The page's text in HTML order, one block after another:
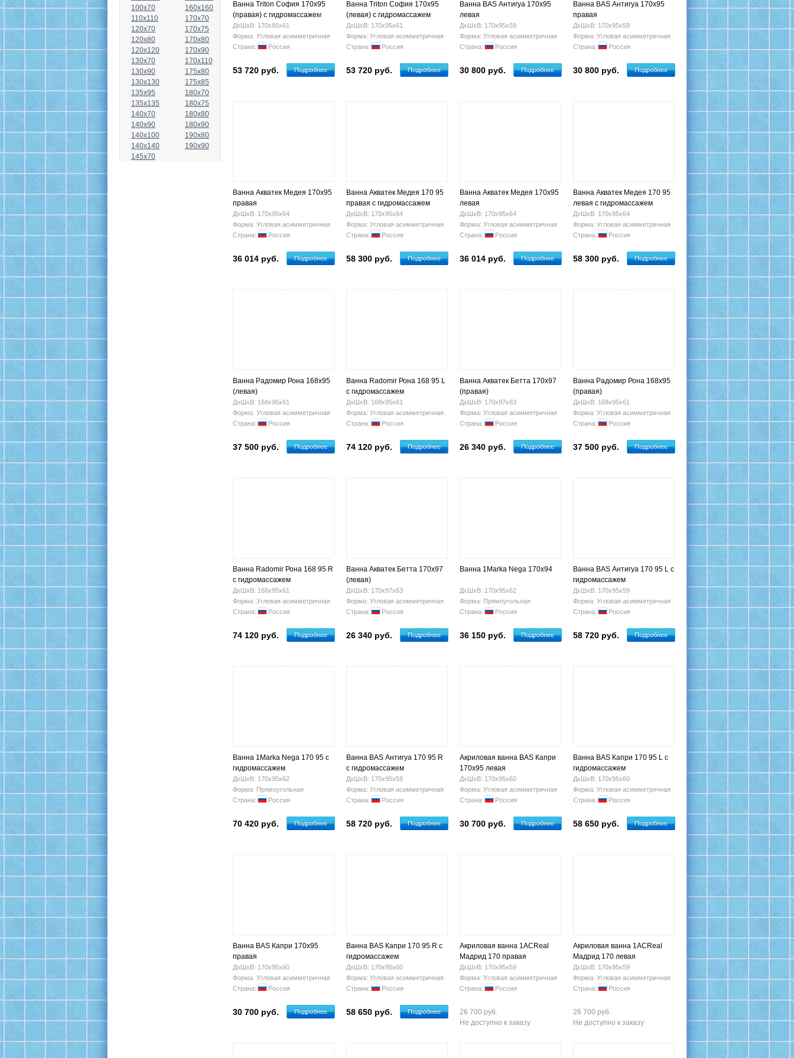
100x70
110x110
120x70
120x80
120x120
130x70
130x90
130x130
135x95
135x135
140x70
140x90
140x100
140x140
145x70
160x160
170x70
170x75
170x80
170x90
170x110
175x80
175x85
180x70
180x75
180x80
180x90
190x80
190x90
Ванна Triton София 170х95
(правая) с гидромассажем
ДхШхВ: 170х95х61
Форма: Угловая асимметричная
Страна:
Россия
53 720 руб. Подробнее
Ванна Triton София 170х95
(левая) с гидромассажем
ДхШхВ: 170х95х61
Форма: Угловая асимметричная
Страна:
Россия
53 720 руб. Подробнее
Ванна BAS Антигуа 170х95
левая
ДхШхВ: 170х95х59
Форма: Угловая асимметричная
Страна:
Россия
30 800 руб. Подробнее
Ванна BAS Антигуа 170х95
правая
ДхШхВ: 170х95х59
Форма: Угловая асимметричная
Страна:
Россия
30 800 руб. Подробнее
Ванна Акватек Медея 170х95
правая
ДхШхВ: 170х95х64
Форма: Угловая асимметричная
Страна:
Россия
36 014 руб. Подробнее
Ванна Акватек Медея 170 95
правая с гидромассажем
ДхШхВ: 170х95х64
Форма: Угловая асимметричная
Страна:
Россия
58 300 руб. Подробнее
Ванна Акватек Медея 170х95
левая
ДхШхВ: 170х95х64
Форма: Угловая асимметричная
Страна:
Россия
36 014 руб. Подробнее
Ванна Акватек Медея 170 95
левая с гидромассажем
ДхШхВ: 170х95х64
Форма: Угловая асимметричная
Страна:
Россия
58 300 руб. Подробнее
Ванна Радомир Рона 168x95
(левая)
ДхШхВ: 168х95х61
Форма: Угловая асимметричная
Страна:
Россия
37 500 руб. Подробнее
Ванна Radomir Рона 168 95 L
с гидромассажем
ДхШхВ: 168х95х61
Форма: Угловая асимметричная
Страна:
Россия
74 120 руб. Подробнее
Ванна Акватек Бетта 170х97
(правая)
ДхШхВ: 170х97х63
Форма: Угловая асимметричная
Страна:
Россия
26 340 руб. Подробнее
Ванна Радомир Рона 168x95
(правая)
ДхШхВ: 168х95х61
Форма: Угловая асимметричная
Страна:
Россия
37 500 руб. Подробнее
Ванна Radomir Рона 168 95 R
с гидромассажем
ДхШхВ: 168х95х61
Форма: Угловая асимметричная
Страна:
Россия
74 120 руб. Подробнее
Ванна Акватек Бетта 170х97
(левая)
ДхШхВ: 170х97х63
Форма: Угловая асимметричная
Страна:
Россия
26 340 руб. Подробнее
Ванна 1Marka Nega 170x94
ДхШхВ: 170х95х62
Форма: Прямоугольная
Страна:
Россия
36 150 руб. Подробнее
Ванна BAS Антигуа 170 95 L с
гидромассажем
ДхШхВ: 170х95х59
Форма: Угловая асимметричная
Страна:
Россия
58 720 руб. Подробнее
Ванна 1Marka Nega 170 95 с
гидромассажем
ДхШхВ: 170х95х62
Форма: Прямоугольная
Страна:
Россия
70 420 руб. Подробнее
Ванна BAS Антигуа 170 95 R
с гидромассажем
ДхШхВ: 170х95х59
Форма: Угловая асимметричная
Страна:
Россия
58 720 руб. Подробнее
Акриловая ванна BAS Капри
170x95 левая
ДхШхВ: 170х95х60
Форма: Угловая асимметричная
Страна:
Россия
30 700 руб. Подробнее
Ванна BAS Капри 170 95 L с
гидромассажем
ДхШхВ: 170х95х60
Форма: Угловая асимметричная
Страна:
Россия
58 650 руб. Подробнее
Ванна BAS Капри 170x95
правая
ДхШхВ: 170х95х60
Форма: Угловая асимметричная
Страна:
Россия
30 700 руб. Подробнее
Ванна BAS Капри 170 95 R с
гидромассажем
ДхШхВ: 170х95х60
Форма: Угловая асимметричная
Страна:
Россия
58 650 руб. Подробнее
Акриловая ванна 1ACReal
Мадрид 170 правая
ДхШхВ: 170х95х59
Форма: Угловая асимметричная
Страна:
Россия
26 700 руб.
Не доступно к заказу
Акриловая ванна 1ACReal
Мадрид 170 левая
ДхШхВ: 170х95х59
Форма: Угловая асимметричная
Страна:
Россия
26 700 руб.
Не доступно к заказу